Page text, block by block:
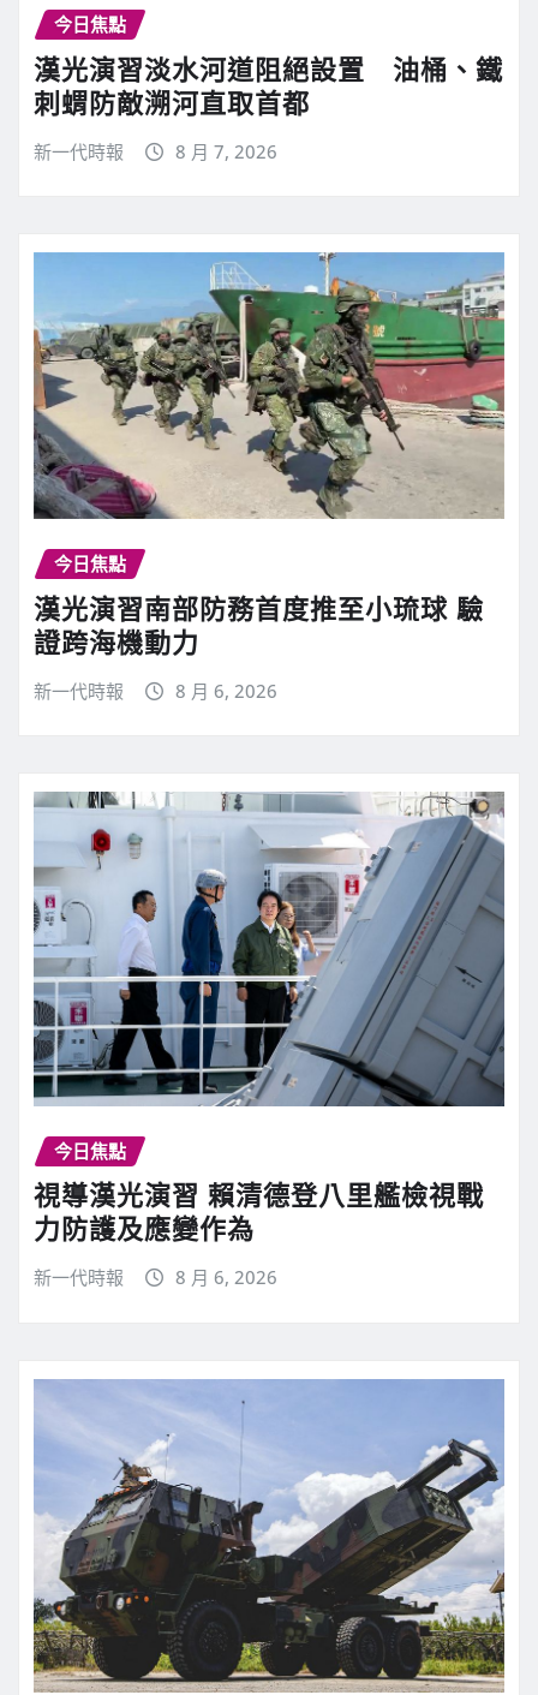
今日焦點
漢光演習淡水河道阻絕設置 油桶、鐵
刺蝟防敵溯河直取首都
新一代時報 8 月 7, 2026
今日焦點
漢光演習南部防務首度推至小琉球 驗
證跨海機動力
新一代時報 8 月 6, 2026
今日焦點
視導漢光演習 賴清德登八里艦檢視戰
力防護及應變作為
新一代時報 8 月 6, 2026